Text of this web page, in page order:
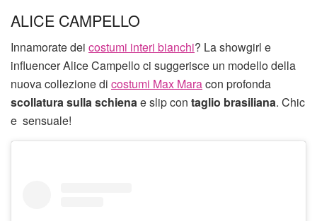
ALICE CAMPELLO
Innamorate dei costumi interi bianchi? La showgirl e
influencer Alice Campello ci suggerisce un modello della
nuova collezione di costumi Max Maracon profonda
scollatura sulla schienae slip con taglio brasiliana. Chic
e sensuale!